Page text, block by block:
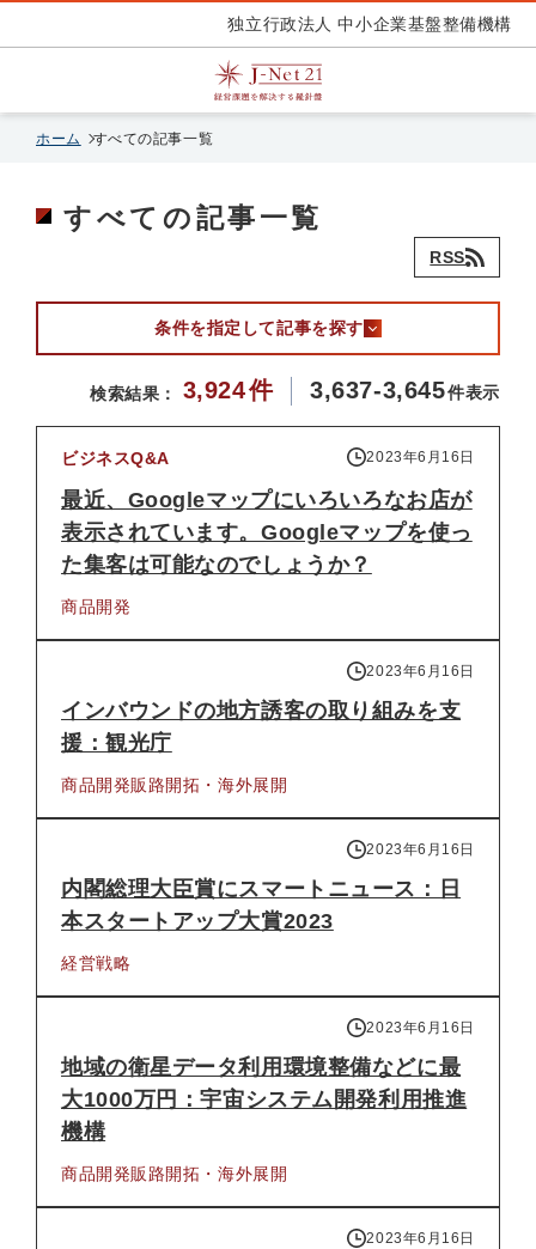
独立行政法人 中小企業基盤整備機構
ホーム すべての記事一覧
すべての記事一覧
RSS
条件を指定して記事を探す
検索結果： 3,924件 3,637-3,645件表示
ビジネスQ&A 2023年6月16日
最近、Googleマップにいろいろなお店が
表示されています。Googleマップを使っ
た集客は可能なのでしょうか？
商品開発
2023年6月16日
インバウンドの地方誘客の取り組みを支
援：観光庁
商品開発販路開拓・海外展開
2023年6月16日
内閣総理大臣賞にスマートニュース：日
本スタートアップ大賞2023
経営戦略
2023年6月16日
地域の衛星データ利用環境整備などに最
大1000万円：宇宙システム開発利用推進
機構
商品開発販路開拓・海外展開
2023年6月16日